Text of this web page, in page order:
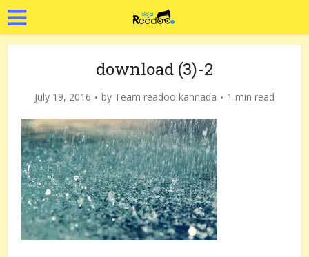
download (3)-2
July 19, 2016 by Team readoo kannada 1 min read